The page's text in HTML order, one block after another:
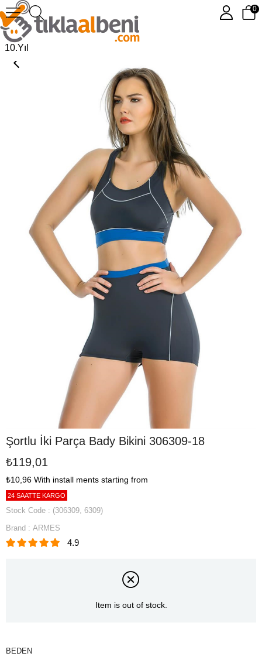
10.Yıl
0
Şortlu İki Parça Bady Bikini 306309-18
Şortlu İki Parça Bady Bikini 306309-18
₺119,01
₺10,96 With install ments starting from
24 SAATTE KARGO
Stock Code
(306309, 6309)
Brand : ARMES
4.9
Item is out of stock.
BEDEN